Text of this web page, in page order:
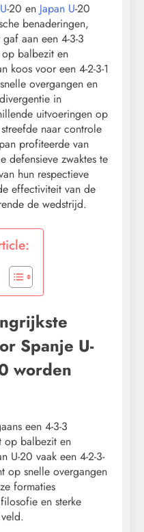
-20 en Japan U-20
benaderingen,
aan een 4-3-3
balbezit en
koos voor een 4-2-3-1
overgangen en
in
uitvoeringen op
naar controle
profiteerde van
defensieve zwaktes te
hun respectieve
effectiviteit van de
de wedstrijd.
Spanje U-
worden
een 4-3-3
op balbezit en
U-20 vaak een 4-2-3-
op snelle overgangen
formaties
en sterke